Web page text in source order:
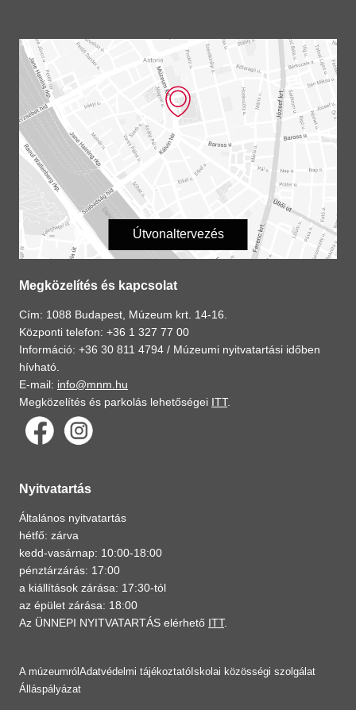
Útvonaltervezés
Megközelítés és kapcsolat
Cím: 1088 Budapest, Múzeum krt. 14-16.
Központi telefon: +36 1 327 77 00
Információ: +36 30 811 4794 / Múzeumi nyitvatartási időben
hívható.
E-mail: info@mnm.hu
Megközelítés és parkolás lehetőségei ITT.
Nyitvatartás
Általános nyitvatartás
hétfő: zárva
kedd-vasárnap: 10:00-18:00
pénztárzárás: 17:00
a kiállítások zárása: 17:30-tól
az épület zárása: 18:00
Az ÜNNEPI NYITVATARTÁS elérhető ITT.
A múzeumról Adatvédelmi tájékoztató Iskolai közösségi szolgálat
Álláspályázat